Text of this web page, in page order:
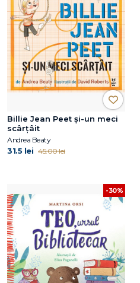
Billie Jean Peet și-un meci
scârțâit
Andrea Beaty
31.5 lei 45.00 lei
-30%